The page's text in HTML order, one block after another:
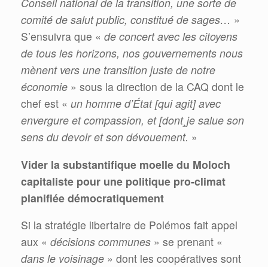
comité de salut public, constitué de sages… »
S’ensuivra que « de concert avec les citoyens
de tous les horizons, nos gouvernements nous
mènent vers une transition juste de notre
économie » sous la direction de la CAQ dont le
chef est « un homme d’État [qui agit] avec
envergure et compassion, et [dont¸je salue son
sens du devoir et son dévouement. »
Vider la substantifique moelle du Moloch
capitaliste pour une politique pro-climat
planifiée démocratiquement
Si la stratégie libertaire de Polémos fait appel
aux « décisions communes » se prenant «
dans le voisinage » dont les coopératives sont